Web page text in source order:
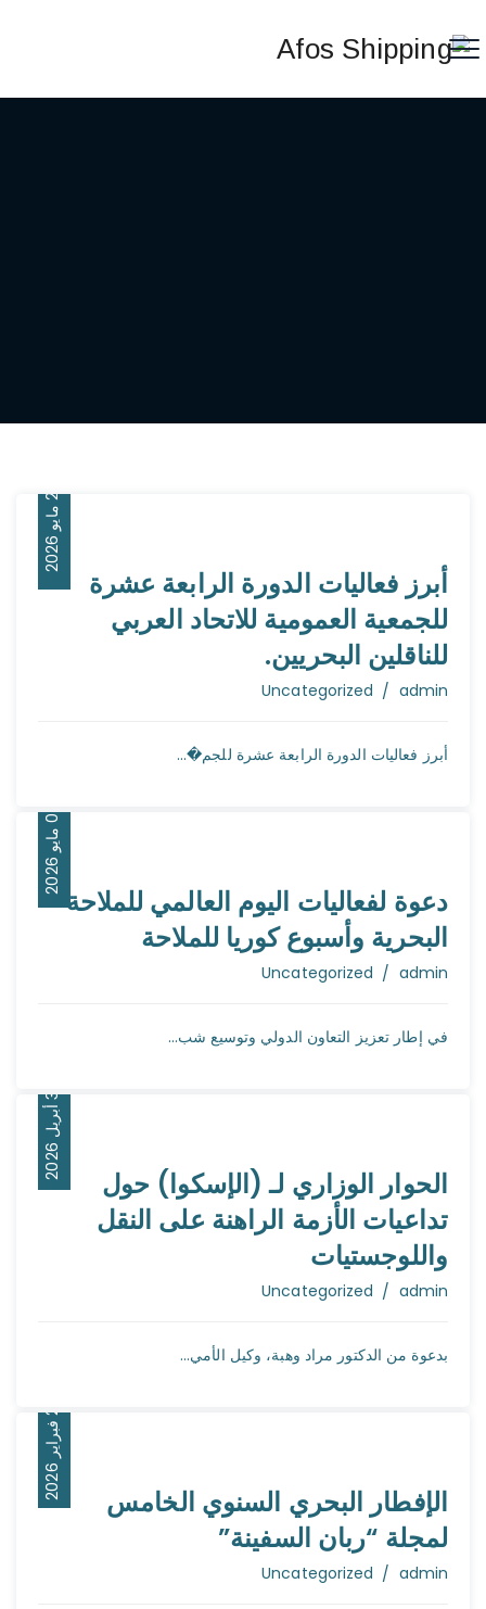
2
1
م
ا
ي
و
2
0
2
6
أبرز فعاليات الدورة الرابعة عشرة
للجمعية العمومية للاتحاد العربي
للناقلين البحريين.
Uncategorized
Author admin
أبرز فعاليات الدورة الرابعة عشرة للجم�...
0
4
م
ا
ي
و
2
0
2
6
دعوة لفعاليات اليوم العالمي للملاحة
البحرية وأسبوع كوريا للملاحة
Uncategorized
Author admin
في إطار تعزيز التعاون الدولي وتوسيع شب...
3
0
أ
ب
ر
ي
ل
2
0
2
6
الحوار الوزاري لـ (الإسكوا) حول
تداعيات الأزمة الراهنة على النقل
واللوجستيات
Uncategorized
Author admin
بدعوة من الدكتور مراد وهبة، وكيل الأمي...
2
ف
ب
ر
ا
ي
ر
2
0
2
الإفطار البحري السنوي الخامس
لمجلة “ربان السفينة”
Uncategorized
Author admin